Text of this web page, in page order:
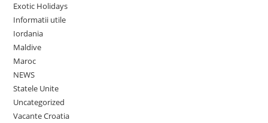
Exotic Holidays
Informatii utile
Iordania
Maldive
Maroc
NEWS
Statele Unite
Uncategorized
Vacante Croatia